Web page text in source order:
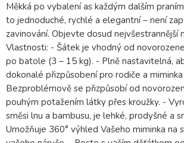
Měkká po vybalení as každým dalším
to jednoduché, rychlé a elegantní – není
zavinování. Objevte dosud nejvšestrannější
Vlastnosti: - Šátek je vhodný od
po batole (3 – 15 kg). - Plně nastavitelná,
dokonalé přizpůsobení pro rodiče a
Bezproblémově se přizpůsobí od
pouhým potažením látky přes kroužky. -
směsi lnu a bambusu, je lehké, prodyšné a
Umožňuje 360° výhled Vašeho miminka na